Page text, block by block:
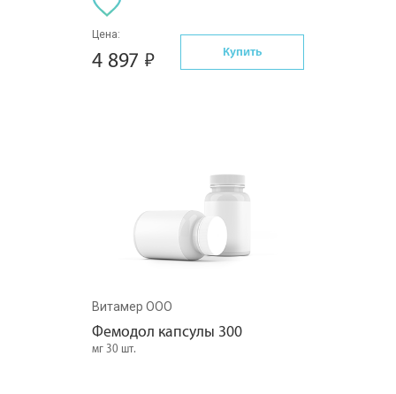
Цена:
4 897 Купить
Витамер ООО
Фемодол капсулы 300
мг 30 шт.